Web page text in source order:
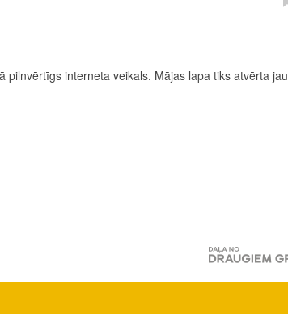
interneta veikals. Mājas lapa tiks atvērta jau